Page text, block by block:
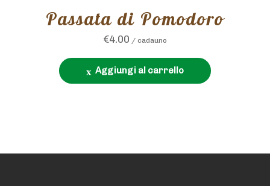
Passata di Pomodoro
€4.00 / cadauno
Aggiungi al carrello